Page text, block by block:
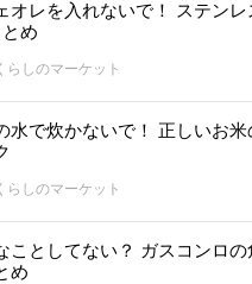
オレを入れないで！ ステン
め
らしのマーケット
水で炊かないで！ 正しいお米
らしのマーケット
ことしてない？ ガスコンロの
め